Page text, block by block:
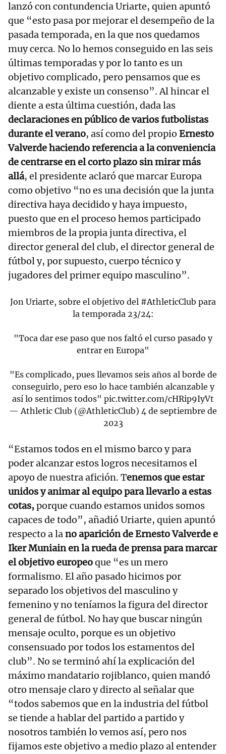
lanzó con contundencia Uriarte, quien apuntó
que “esto pasa por mejorar el desempeño de la
pasada temporada, en la que nos quedamos
muy cerca. No lo hemos conseguido en las seis
últimas temporadas y por lo tanto es un
objetivo complicado, pero pensamos que es
alcanzable y existe un consenso”. Al hincar el
diente a esta última cuestión, dada las
declaraciones en público de varios futbolistas
durante el verano, así como del propio Ernesto
Valverde haciendo referencia a la conveniencia
de centrarse en el corto plazo sin mirar más
allá, el presidente aclaró que marcar Europa
como objetivo “no es una decisión que la junta
directiva haya decidido y haya impuesto,
puesto que en el proceso hemos participado
miembros de la propia junta directiva, el
director general del club, el director general de
fútbol y, por supuesto, cuerpo técnico y
jugadores del primer equipo masculino”.
Jon Uriarte, sobre el objetivo del #AthleticClub para
la temporada 23/24:
"Toca dar ese paso que nos faltó el curso pasado y
entrar en Europa"
"Es complicado, pues llevamos seis años al borde de
conseguirlo, pero eso lo hace también alcanzable y
así lo sentimos todos" pic.twitter.com/cHRip9IyVt
— Athletic Club (@AthleticClub) 4 de septiembre de
2023
“Estamos todos en el mismo barco y para
poder alcanzar estos logros necesitamos el
apoyo de nuestra afición. Tenemos que estar
unidos y animar al equipo para llevarlo a estas
cotas,porque cuando estamos unidos somos
capaces de todo”, añadió Uriarte, quien apuntó
respecto a lano aparición de Ernesto Valverde e
Iker Muniain en la rueda de prensa para marcar
el objetivo europeoque “es un mero
formalismo. El año pasado hicimos por
separado los objetivos del masculino y
femenino y no teníamos la figura del director
general de fútbol. No hay que buscar ningún
mensaje oculto, porque es un objetivo
consensuado por todos los estamentos del
club”. No se terminó ahí la explicación del
máximo mandatario rojiblanco, quien mandó
otro mensaje claro y directo al señalar que
“todos sabemos que en la industria del fútbol
se tiende a hablar del partido a partido y
nosotros también lo vemos así, pero nos
fijamos este objetivo a medio plazo al entender